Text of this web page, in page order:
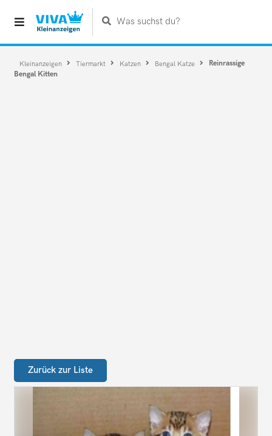
Was suchst du?
Kleinanzeigen Tiermarkt Katzen Bengal Katze
Reinrassige
Bengal Kitten
Zurück zur Liste